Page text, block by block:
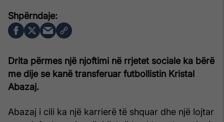
Drita përmes një njoftimi në rrjetet sociale ka bërë
me dije se kanë transferuar futbollistin Kristal
Abazaj.
Abazaj i cili ka një karrierë të shquar dhe një lojtar